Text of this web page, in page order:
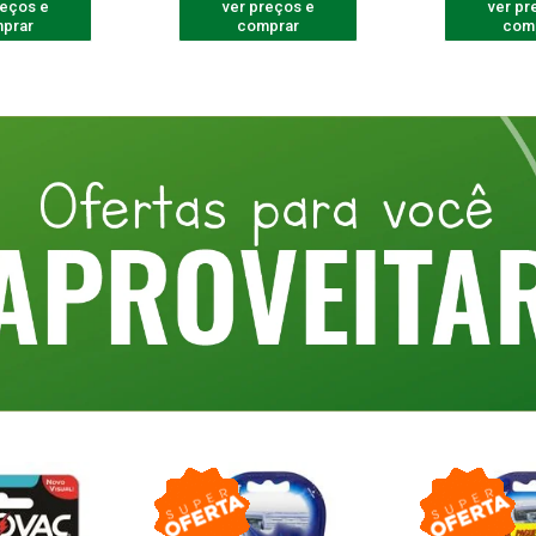
e
ver preços e
comprar
ver